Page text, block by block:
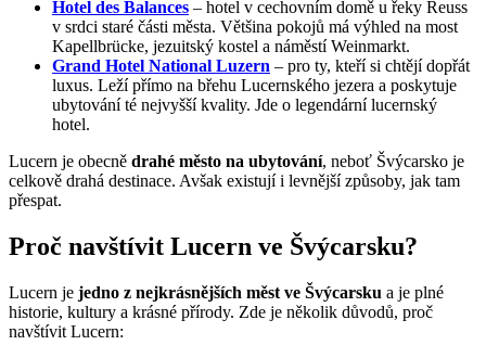
Hotel des Balances – hotel v cechovním domě u řeky Reuss
v srdci staré části města. Většina pokojů má výhled na most
Kapellbrücke, jezuitský kostel a náměstí Weinmarkt.
Grand Hotel National Luzern – pro ty, kteří si chtějí dopřát
luxus. Leží přímo na břehu Lucernského jezera a poskytuje
ubytování té nejvyšší kvality. Jde o legendární lucernský
hotel.
Lucern je obecně drahé město na ubytování, neboť Švýcarsko je
celkově drahá destinace. Avšak existují i levnější způsoby, jak tam
přespat.
Proč navštívit Lucern ve Švýcarsku?
Lucern je jedno z nejkrásnějších měst ve Švýcarsku a je plné
historie, kultury a krásné přírody. Zde je několik důvodů, proč
navštívit Lucern: